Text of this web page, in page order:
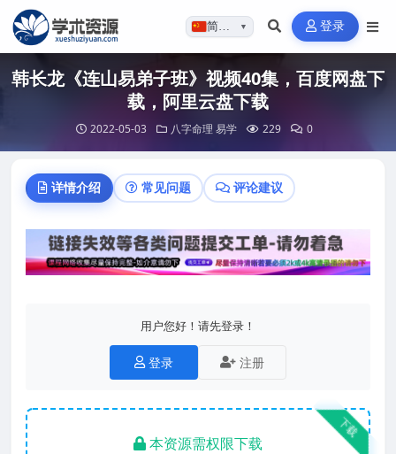
简体…▼ 登录
韩长龙《连山易弟子班》视频40集，百度网盘下
载，阿里云盘下载
2022-05-03 八字命理 易学 229 0
详情介绍 常见问题 评论建议
用户您好！请先登录！
登录 注册
下载
本资源需权限下载